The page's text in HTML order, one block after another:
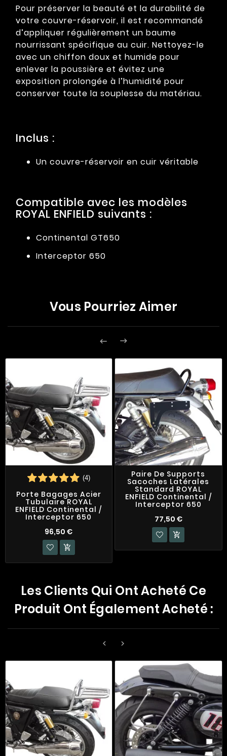
Pour préserver la beauté et la durabilité de
votre couvre-réservoir, il est recommandé
d’appliquer régulièrement un baume
nourrissant spécifique au cuir. Nettoyez-le
avec un chiffon doux et humide pour
enlever la poussière et évitez une
exposition prolongée à l’humidité pour
conserver toute la souplesse du matériau.
Inclus :
Un couvre-réservoir en cuir véritable
Compatible avec les modèles
ROYAL ENFIELD suivants :
Continental GT650
Interceptor 650
Vous Pourriez Aimer
 
(4)
Porte Bagages Acier
Tubulaire ROYAL
ENFIELD Continental /
Interceptor 650
96,50 €

Paire De Supports
Sacoches Latérales
Standard ROYAL
ENFIELD Continental /
Interceptor 650
77,50 €

Les Clients Qui Ont Acheté Ce
Produit Ont Également Acheté :
 